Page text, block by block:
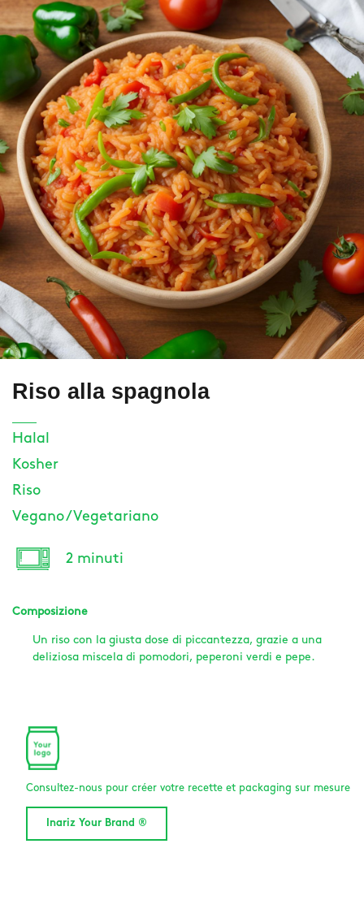
Riso alla spagnola
Halal
Kosher
Riso
Vegano / Vegetariano
2 minuti
Composizione
Un riso con la giusta dose di piccantezza, grazie a una
deliziosa miscela di pomodori, peperoni verdi e pepe.
Consultez-nous pour créer votre recette et packaging sur mesure
Inariz Your Brand ®